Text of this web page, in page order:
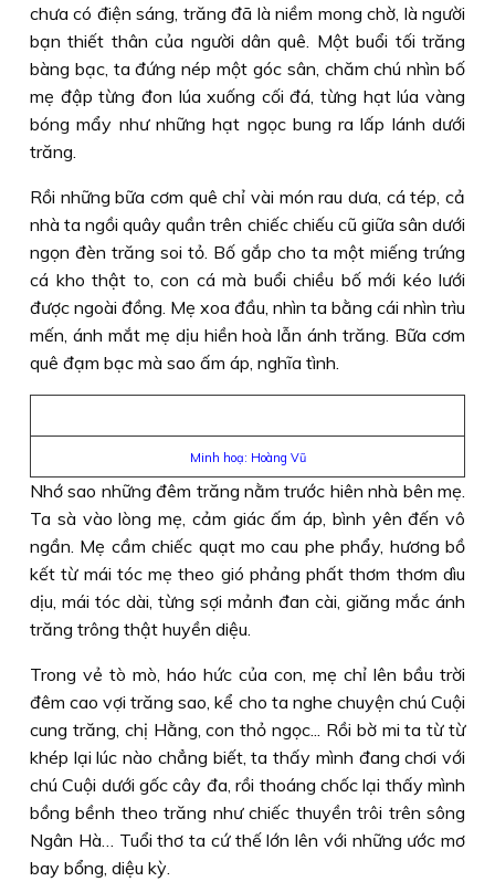
chưa có điện sáng, trăng đã là niềm mong chờ, là người
bạn thiết thân của người dân quê. Một buổi tối trăng
bàng bạc, ta đứng nép một góc sân, chăm chú nhìn bố
mẹ đập từng đon lúa xuống cối đá, từng hạt lúa vàng
bóng mẩy như những hạt ngọc bung ra lấp lánh dưới
trăng.
Rồi những bữa cơm quê chỉ vài món rau dưa, cá tép, cả
nhà ta ngồi quây quần trên chiếc chiếu cũ giữa sân dưới
ngọn đèn trăng soi tỏ. Bố gắp cho ta một miếng trứng
cá kho thật to, con cá mà buổi chiều bố mới kéo lưới
được ngoài đồng. Mẹ xoa đầu, nhìn ta bằng cái nhìn trìu
mến, ánh mắt mẹ dịu hiền hoà lẫn ánh trăng. Bữa cơm
quê đạm bạc mà sao ấm áp, nghĩa tình.
Minh hoạ: Hoàng Vũ
Nhớ sao những đêm trăng nằm trước hiên nhà bên mẹ.
Ta sà vào lòng mẹ, cảm giác ấm áp, bình yên đến vô
ngần. Mẹ cầm chiếc quạt mo cau phe phẩy, hương bồ
kết từ mái tóc mẹ theo gió phảng phất thơm thơm dìu
dịu, mái tóc dài, từng sợi mảnh đan cài, giăng mắc ánh
trăng trông thật huyền diệu.
Trong vẻ tò mò, háo hức của con, mẹ chỉ lên bầu trời
đêm cao vợi trăng sao, kể cho ta nghe chuyện chú Cuội
cung trăng, chị Hằng, con thỏ ngọc... Rồi bờ mi ta từ từ
khép lại lúc nào chẳng biết, ta thấy mình đang chơi với
chú Cuội dưới gốc cây đa, rồi thoáng chốc lại thấy mình
bồng bềnh theo trăng như chiếc thuyền trôi trên sông
Ngân Hà… Tuổi thơ ta cứ thế lớn lên với những ước mơ
bay bổng, diệu kỳ.